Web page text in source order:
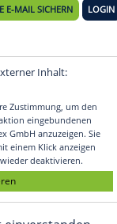
Video
Glomex
von
Inhalt